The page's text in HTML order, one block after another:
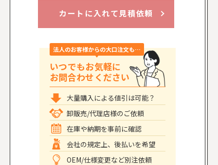
カートに入れて見積依頼
法人のお客様からの大口注文も…
いつでもお気軽に
お問合わせください
大量購入による値引は可能？
卸販売/代理店様のご依頼
在庫や納期を事前に確認
会社の規定上、後払いを希望
OEM/仕様変更など別注依頼